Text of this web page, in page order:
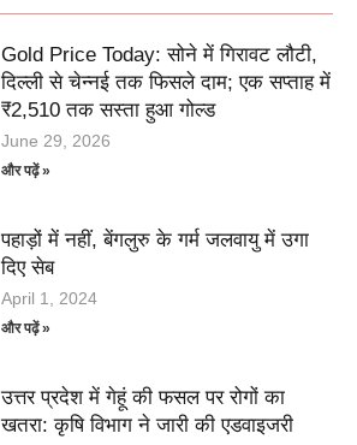
Gold Price Today: सोने में गिरावट लौटी,
दिल्ली से चेन्नई तक फिसले दाम; एक सप्ताह में
₹2,510 तक सस्ता हुआ गोल्ड
June 29, 2026
और पढ़ें »
पहाड़ों में नहीं, बेंगलुरु के गर्म जलवायु में उगा
दिए सेब
April 1, 2024
और पढ़ें »
उत्तर प्रदेश में गेहूं की फसल पर रोगों का
खतरा: कृषि विभाग ने जारी की एडवाइजरी